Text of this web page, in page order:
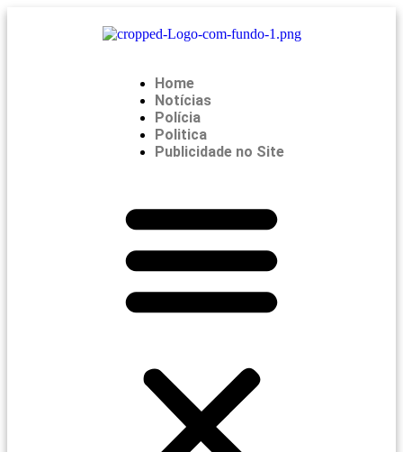
Home
Notícias
Polícia
Politica
Publicidade no Site